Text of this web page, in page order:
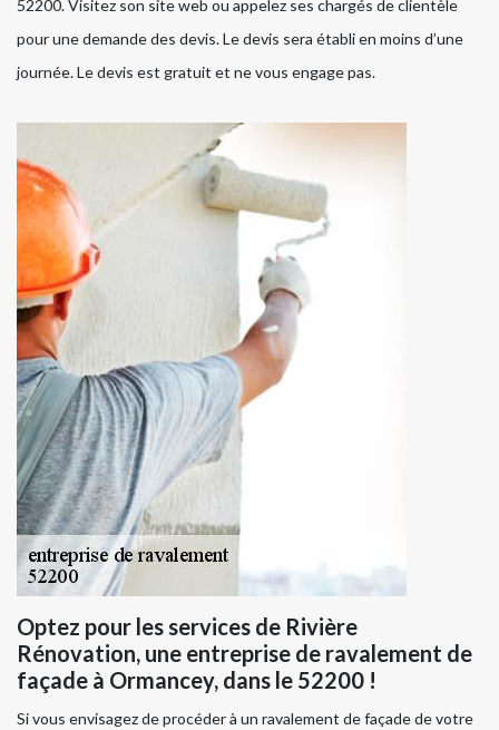
52200. Visitez son site web ou appelez ses chargés de clientèle
pour une demande des devis. Le devis sera établi en moins d’une
journée. Le devis est gratuit et ne vous engage pas.
Optez pour les services de Rivière
Rénovation, une entreprise de ravalement de
façade à Ormancey, dans le 52200 !
Si vous envisagez de procéder à un ravalement de façade de votre